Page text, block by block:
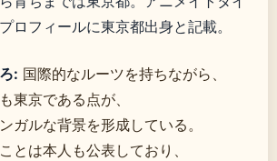
ロフィールに東京都出身と記載。
: 国際的なルーツを持ちながら、
東京である点が、
ガルな背景を形成している。
とは本人も公表しており、